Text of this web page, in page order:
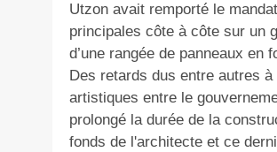
Utzon avait remporté le
principales côte à côte sur un
d’une rangée de panneaux en
Des retards dus entre autres
artistiques entre le
prolongé la durée de la
fonds de l'architecte et ce